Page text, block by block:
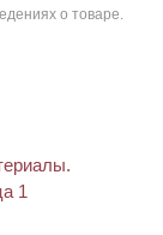
о товаре.